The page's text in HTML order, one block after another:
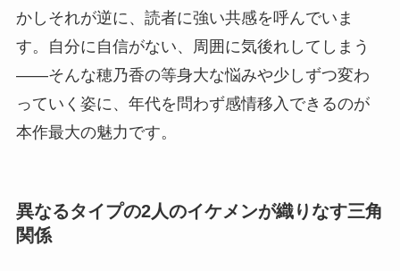
かしそれが逆に、読者に強い共感を呼んでいま
す。自分に自信がない、周囲に気後れしてしまう
――そんな穂乃香の等身大な悩みや少しずつ変わ
っていく姿に、年代を問わず感情移入できるのが
本作最大の魅力です。
異なるタイプの2人のイケメンが織りなす三角
関係